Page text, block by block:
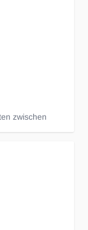
zwischen